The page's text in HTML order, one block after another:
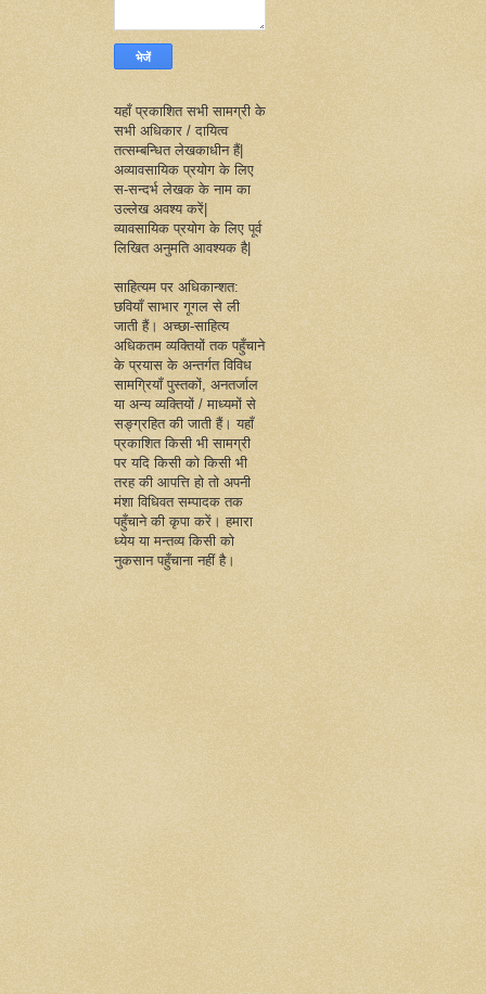
यहाँ प्रकाशित सभी सामग्री के
सभी अधिकार / दायित्व
तत्सम्बन्धित लेखकाधीन हैं|
अव्यावसायिक प्रयोग के लिए
स-सन्दर्भ लेखक के नाम का
उल्लेख अवश्य करें|
व्यावसायिक प्रयोग के लिए पूर्व
लिखित अनुमति आवश्यक है|
साहित्यम पर अधिकान्शत:
छवियाँ साभार गूगल से ली
जाती हैं। अच्छा-साहित्य
अधिकतम व्यक्तियों तक पहुँचाने
के प्रयास के अन्तर्गत विविध
सामग्रियाँ पुस्तकों, अनतर्जाल
या अन्य व्यक्तियों / माध्यमों से
सङ्ग्रहित की जाती हैं। यहाँ
प्रकाशित किसी भी सामग्री
पर यदि किसी को किसी भी
तरह की आपत्ति हो तो अपनी
मंशा विधिवत सम्पादक तक
पहुँचाने की कृपा करें। हमारा
ध्येय या मन्तव्य किसी को
नुकसान पहुँचाना नहीं है।